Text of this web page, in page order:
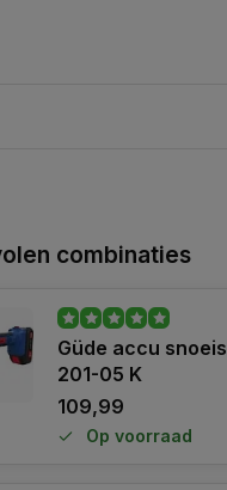
combinaties
Güde accu
201-05 K
109,99
Op voorraad